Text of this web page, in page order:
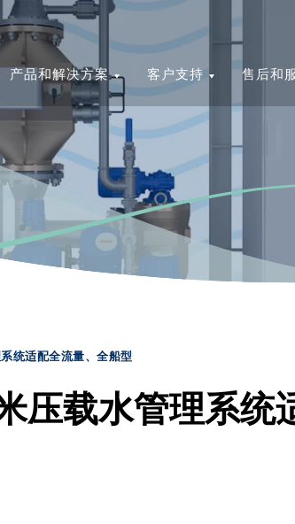
产品和解决方案 客户支持 售后和
统适配全流量、全船型
压载水管理系统